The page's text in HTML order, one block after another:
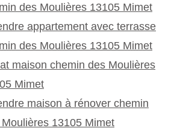
des Moulières 13105 Mimet
appartement avec terrasse
des Moulières 13105 Mimet
maison chemin des Moulières
Mimet
maison à rénover chemin
13105 Mimet